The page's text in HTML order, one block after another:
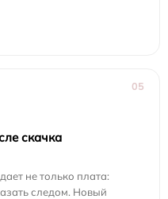
05
скачка
не только плата:
следом. Новый